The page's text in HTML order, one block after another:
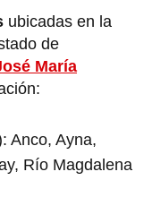
ubicadas en la
de
María
Anco, Ayna,
Río Magdalena